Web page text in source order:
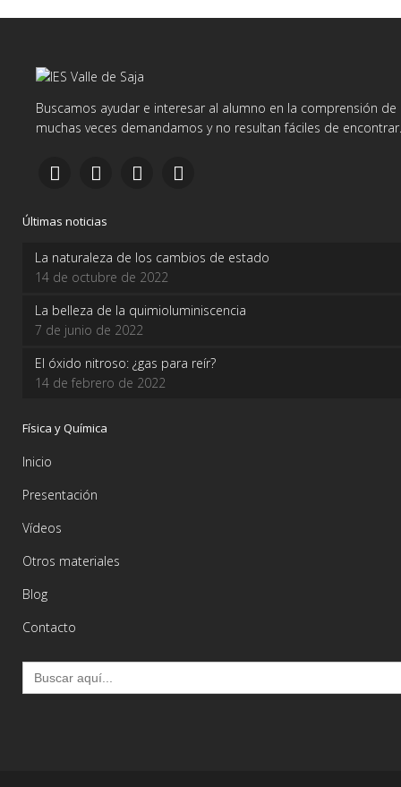
Buscamos ayudar e interesar al alumno en la comprensión
muchas veces demandamos y no resultan fáciles de encontrar.
Últimas noticias
La naturaleza de los cambios de estado
14 de octubre de 2022
La belleza de la quimioluminiscencia
7 de junio de 2022
El óxido nitroso: ¿gas para reír?
14 de febrero de 2022
Física y Química
Inicio
Presentación
Vídeos
Otros materiales
Blog
Contacto
Buscar: